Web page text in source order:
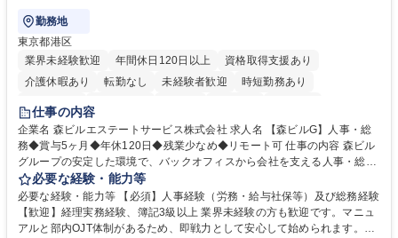
勤務地
東京都港区
業界未経験歓迎
年間休日120日以上
資格取得支援あり
介護休暇あり
転勤なし 未経験者歓迎
時短勤務あり
経験者歓迎
完全週休2日制
交通費支給 長期歓迎 駅近5分以内 土日祝休み
仕事の内容
企業名 森ビルエステートサービス株式会社 求人名 【森ビルG】人事・総
務◆賞与5ヶ月◆年休120日◆残業少なめ◆リモート可 仕事の内容 森ビル
グループの安定した環境で、バックオフィスから会社を支える人事・総務
をお任せします。 労務と総務の業務をバランスよく担当し、ゆくゆくは制
度改定などのコア業務にも挑戦できる、やりがいある環境です。 ■勤怠管
理、給与計算、社会保険手続き、年末調整等の労務管理全般 ■入退社手続
き、社内規定の改定や人事制度改定などのコア業務 ■社内イベントの企画
必要な経験・能力等
必要な経験・能力等 【必須】人事経験（労務・給与社保等）及び総務経験
【歓迎】経理実務経験、簿記3級以上 業界未経験の方も歓迎です。マニュ
アルと部内OJT体制があるため、即戦力として安心して始められます。